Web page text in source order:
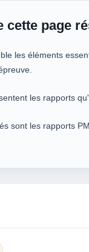
cette page
les éléments
les rapports
sont les rapports